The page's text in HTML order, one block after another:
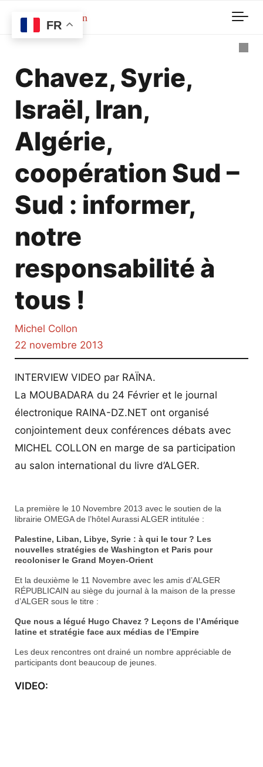
Chavez, Syrie,
Israël, Iran,
Algérie,
coopération Sud –
Sud : informer,
notre
responsabilité à
tous !
Michel Collon
22 novembre 2013
INTERVIEW VIDEO par RAÏNA.
La MOUBADARA du 24 Février et le journal
électronique RAINA-DZ.NET ont organisé
conjointement deux conférences débats avec
MICHEL COLLON en marge de sa participation
au salon international du livre d’ALGER.
La première le 10 Novembre 2013 avec le soutien de la
librairie OMEGA de l’hôtel Aurassi ALGER intitulée :
Palestine, Liban, Libye, Syrie : à qui le tour ? Les
nouvelles stratégies de Washington et Paris pour
recoloniser le Grand Moyen-Orient
Et la deuxième le 11 Novembre avec les amis d’ALGER
RÉPUBLICAIN au siège du journal à la maison de la presse
d’ALGER sous le titre :
Que nous a légué Hugo Chavez ? Leçons de l’Amérique
latine et stratégie face aux médias de l’Empire
Les deux rencontres ont drainé un nombre appréciable de
participants dont beaucoup de jeunes.
VIDEO:
FR